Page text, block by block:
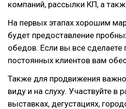
компаний, рассылки КП, а
На первых этапах хорошим
будет предоставление
обедов. Если вы все сделаете
постоянных клиентов вам
Также для продвижения
виду и на слуху. Участвуйте в
выставках, дегустациях,